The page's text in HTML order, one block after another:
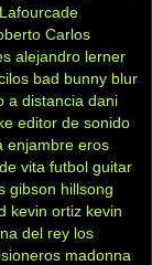
Carlos
alejandro lerner
bad bunny blur
a distancia dani
editor de sonido
enjambre eros
vita futbol guitar
gibson hillsong
kevin ortiz kevin
del rey los
madonna